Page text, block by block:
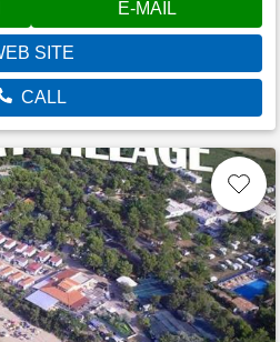
E-MAIL
SITE
CALL